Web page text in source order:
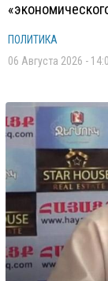
ПОЛИТИКА
06 Августа 2026 -